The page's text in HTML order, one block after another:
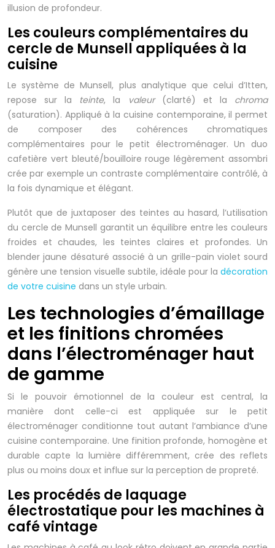
illusion de profondeur.
Les couleurs complémentaires du
cercle de Munsell appliquées à la
cuisine
Le système de Munsell, plus analytique que celui d’Itten,
repose sur la teinte, la valeur(clarté) et la chroma
(saturation). Appliqué à la cuisine contemporaine, il permet
de composer des cohérences chromatiques
complémentaires pour le petit électroménager. Un duo
cafetière vert bleuté/bouilloire rouge légèrement assombri
crée par exemple un contraste complémentaire contrôlé, à
la fois dynamique et élégant.
Plutôt que de juxtaposer des teintes au hasard, l’utilisation
du cercle de Munsell garantit un équilibre entre les couleurs
froides et chaudes, les teintes claires et profondes. Un
blender jaune désaturé associé à un grille-pain violet sourd
génère une tension visuelle subtile, idéale pour la décoration
de votre cuisine dans un style urbain.
Les technologies d’émaillage
et les finitions chromées
dans l’électroménager haut
de gamme
Si le pouvoir émotionnel de la couleur est central, la
manière dont celle-ci est appliquée sur le petit
électroménager conditionne tout autant l’ambiance d’une
cuisine contemporaine. Une finition profonde, homogène et
durable capte la lumière différemment, crée des reflets
plus ou moins doux et influe sur la perception de propreté.
Les procédés de laquage
électrostatique pour les machines à
café vintage